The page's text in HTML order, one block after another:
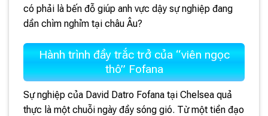
có phải là bến đỗ giúp anh vực dậy sự nghiệp đang
dần chìm nghỉm tại châu Âu?
Hành trình đầy trắc trở của “viên ngọc
thô” Fofana
Sự nghiệp của David Datro Fofana tại Chelsea quả
thực là một chuỗi ngày đầy sóng gió. Từ một tiền đạo